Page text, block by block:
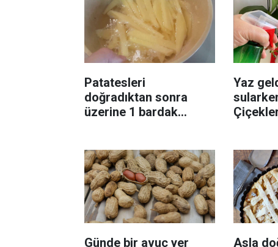
Patatesleri
doğradıktan sonra
üzerine 1 bardak
Yaz
Günde bir avuç yer
Asla